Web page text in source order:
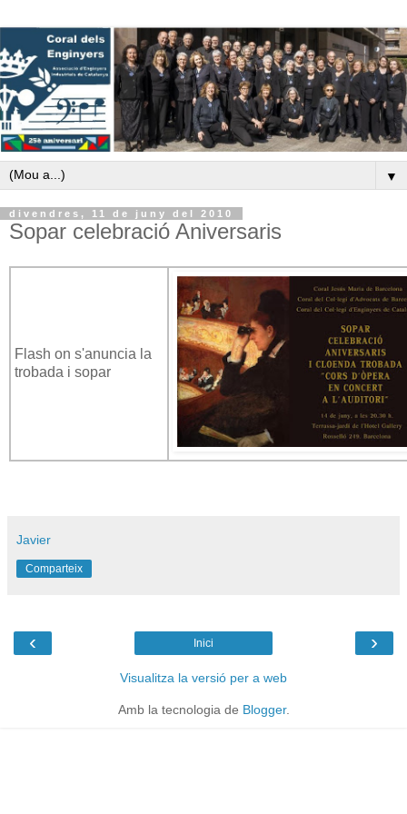
▼
divendres, 11 de juny del 2010
Sopar celebració Aniversaris
Flash on s'anuncia la
trobada i sopar
Javier
Comparteix
‹ ›
Inici
Visualitza la versió per a web
Amb la tecnologia de Blogger.